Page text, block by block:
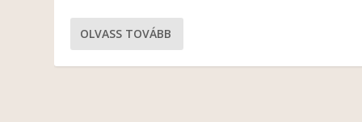
OLVASS TOVÁBB